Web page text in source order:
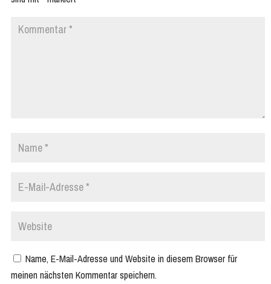
Name, E-Mail-Adresse und Website in diesem Browser für
meinen nächsten Kommentar speichern.